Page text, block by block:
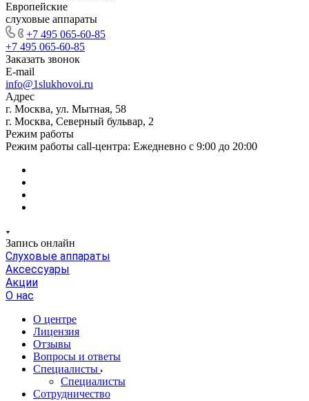
Европейские
слуховые аппараты
+7 495 065-60-85
+7 495 065-60-85
Заказать звонок
E-mail
info@1slukhovoi.ru
Адрес
г. Москва, ул. Мытная, 58
г. Москва, Северный бульвар, 2
Режим работы
Режим работы call-центра: Ежедневно с 9:00 до 20:00
Запись онлайн
Слуховые аппараты
Аксессуары
Акции
О нас
О центре
Лицензия
Отзывы
Вопросы и ответы
Специалисты
Специалисты
Сотрудничество